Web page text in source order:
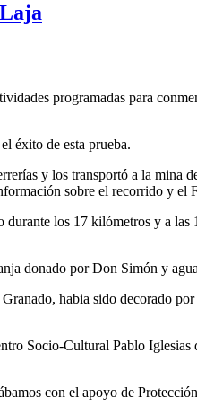
programadas para
éxito de esta prueba.
y los transportó a la mina
sobre el recorrido y el
los 17 kilómetros y a
donado por Don Simón y
habia sido decorado
Socio-Cultural Pablo Iglesias
con el apoyo de